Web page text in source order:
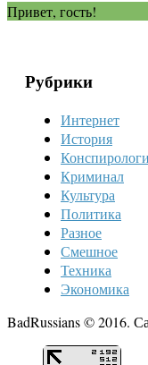
Привет, гость!
Рубрики
Интернет
История
Криминал
Культура
Политика
Разное
Смешное
Техника
Экономика
BadRussians © 2016.